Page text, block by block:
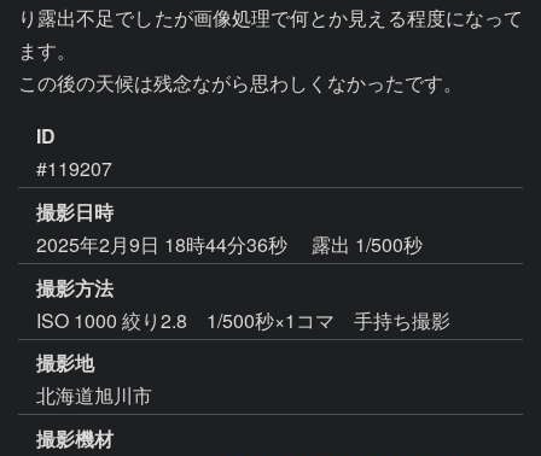
り露出不足でしたが画像処理で何とか見える程度になって
ます。
この後の天候は残念ながら思わしくなかったです。
ID
#119207
撮影日時
2025年2月9日 18時44分36秒
露出 1/500秒
撮影方法
ISO 1000 絞り2.8 1/500秒×1コマ 手持ち撮影
撮影地
北海道旭川市
撮影機材